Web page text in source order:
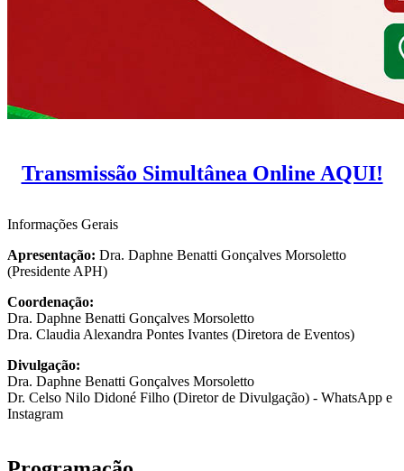
Transmissão Simultânea Online AQUI!
Informações Gerais
Apresentação: Dra. Daphne Benatti Gonçalves Morsoletto
(Presidente APH)
Coordenação:
Dra. Daphne Benatti Gonçalves Morsoletto
Dra. Claudia Alexandra Pontes Ivantes (Diretora de Eventos)
Divulgação:
Dra. Daphne Benatti Gonçalves Morsoletto
Dr. Celso Nilo Didoné Filho (Diretor de Divulgação) - WhatsApp e
Instagram